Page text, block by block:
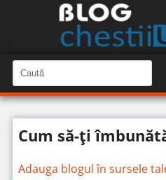
a
u
t
n
C
a
u
î
n
t
Cum să-ți
Adauga blogul în sursele